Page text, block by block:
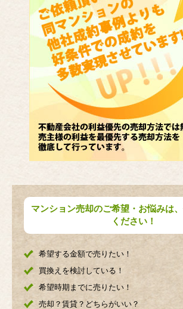
マンション売却のご希望・お悩みは
ください！
希望する金額で売りたい！
買換えを検討している！
希望時期までに売りたい！
売却？賃貸？どちらがいい？